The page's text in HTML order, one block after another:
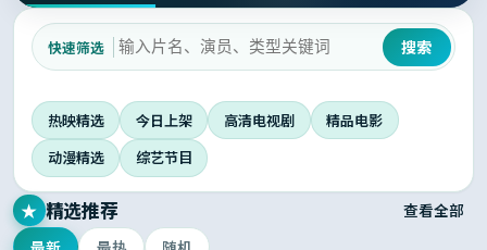
快速筛选 搜索
热映精选 今日上架 高清电视剧
精品电影
动漫精选
综艺节目
★ 精选推荐
查看全部